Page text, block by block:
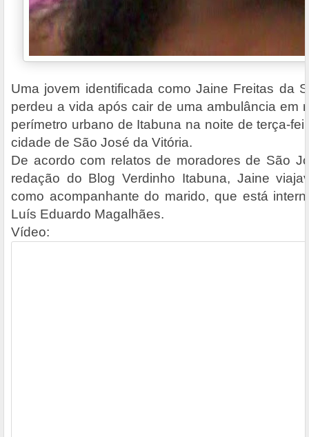
Uma jovem identificada como Jaine Freitas da
perdeu a vida após cair de uma ambulância em
perímetro urbano de Itabuna na noite de terça-
cidade de São José da Vitória.
De acordo com relatos de moradores de São
redação do Blog Verdinho Itabuna, Jaine
como acompanhante do marido, que está
Luís Eduardo Magalhães.
Vídeo: